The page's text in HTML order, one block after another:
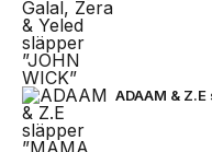
ADAAM &